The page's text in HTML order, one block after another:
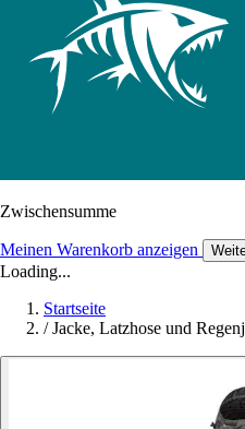
Zwischensumme
Meinen Warenkorb anzeigen
Loading...
Startseite
/ Jacke, Latzhose und